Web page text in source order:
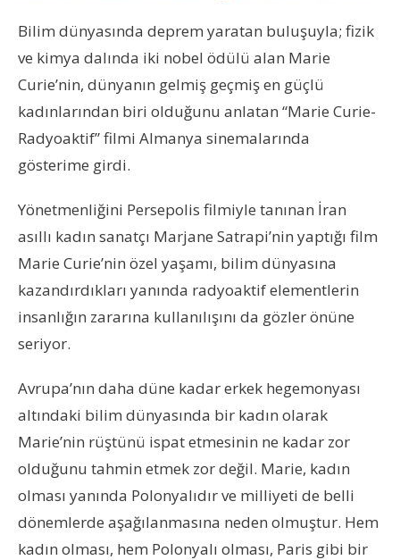
Bilim dünyasında deprem yaratan buluşuyla; fizik
ve kimya dalında iki nobel ödülü alan Marie
Curie’nin, dünyanın gelmiş geçmiş en güçlü
kadınlarından biri olduğunu anlatan “Marie Curie-
Radyoaktif” filmi Almanya sinemalarında
gösterime girdi.
Yönetmenliğini Persepolis filmiyle tanınan İran
asıllı kadın sanatçı Marjane Satrapi’nin yaptığı film
Marie Curie’nin özel yaşamı, bilim dünyasına
kazandırdıkları yanında radyoaktif elementlerin
insanlığın zararına kullanılışını da gözler önüne
seriyor.
Avrupa’nın daha düne kadar erkek hegemonyası
altındaki bilim dünyasında bir kadın olarak
Marie’nin rüştünü ispat etmesinin ne kadar zor
olduğunu tahmin etmek zor değil. Marie, kadın
olması yanında Polonyalıdır ve milliyeti de belli
dönemlerde aşağılanmasına neden olmuştur. Hem
kadın olması, hem Polonyalı olması, Paris gibi bir